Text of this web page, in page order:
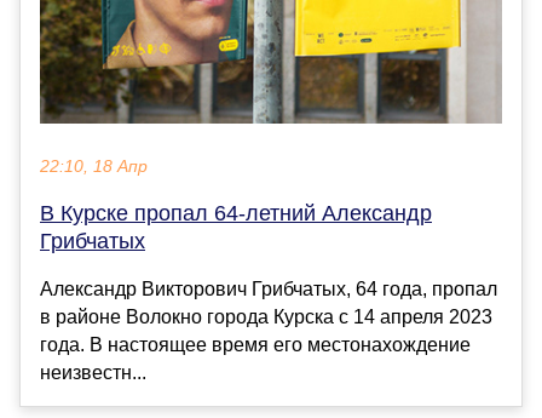
22:10, 18 Апр
В Курске пропал 64-летний Александр
Грибчатых
Александр Викторович Грибчатых, 64 года, пропал
в районе Волокно города Курска с 14 апреля 2023
года. В настоящее время его местонахождение
неизвестн...